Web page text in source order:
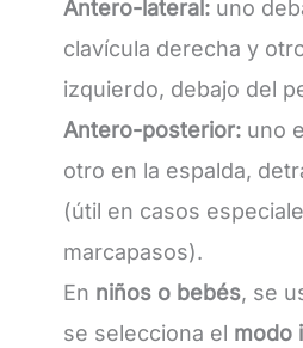
Antero-lateral:uno
clavícula derecha y
izquierdo, debajo del
Antero-posterior:uno
otro en la espalda,
(útil en casos
marcapasos).
En niños o bebés, se
se selecciona el modo